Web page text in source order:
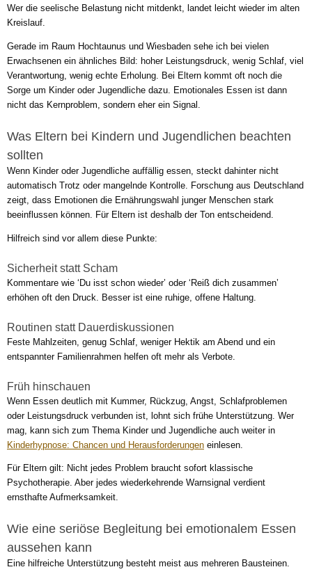
Wer die seelische Belastung nicht mitdenkt, landet leicht wieder im alten
Kreislauf.
Gerade im Raum Hochtaunus und Wiesbaden sehe ich bei vielen
Erwachsenen ein ähnliches Bild: hoher Leistungsdruck, wenig Schlaf, viel
Verantwortung, wenig echte Erholung. Bei Eltern kommt oft noch die
Sorge um Kinder oder Jugendliche dazu. Emotionales Essen ist dann
nicht das Kernproblem, sondern eher ein Signal.
Was Eltern bei Kindern und Jugendlichen beachten
sollten
Wenn Kinder oder Jugendliche auffällig essen, steckt dahinter nicht
automatisch Trotz oder mangelnde Kontrolle. Forschung aus Deutschland
zeigt, dass Emotionen die Ernährungswahl junger Menschen stark
beeinflussen können. Für Eltern ist deshalb der Ton entscheidend.
Hilfreich sind vor allem diese Punkte:
Sicherheit statt Scham
Kommentare wie ‘Du isst schon wieder’ oder ‘Reiß dich zusammen’
erhöhen oft den Druck. Besser ist eine ruhige, offene Haltung.
Routinen statt Dauerdiskussionen
Feste Mahlzeiten, genug Schlaf, weniger Hektik am Abend und ein
entspannter Familienrahmen helfen oft mehr als Verbote.
Früh hinschauen
Wenn Essen deutlich mit Kummer, Rückzug, Angst, Schlafproblemen
oder Leistungsdruck verbunden ist, lohnt sich frühe Unterstützung. Wer
mag, kann sich zum Thema Kinder und Jugendliche auch weiter in
Kinderhypnose: Chancen und Herausforderungen einlesen.
Für Eltern gilt: Nicht jedes Problem braucht sofort klassische
Psychotherapie. Aber jedes wiederkehrende Warnsignal verdient
ernsthafte Aufmerksamkeit.
Wie eine seriöse Begleitung bei emotionalem Essen
aussehen kann
Eine hilfreiche Unterstützung besteht meist aus mehreren Bausteinen.